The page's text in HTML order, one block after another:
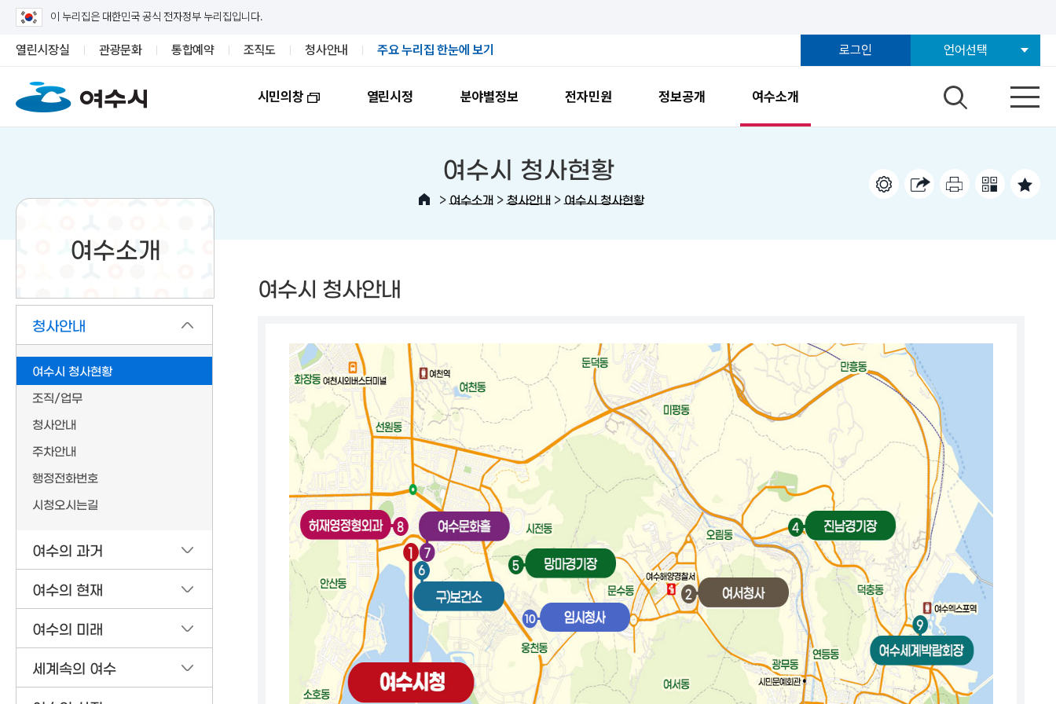
이 누리집은 대한민국 공식 전자정부 누리집입니다.
열린시장실 관광문화 통합예약 조직도 청사안내 주요 누리집 한눈에 보기 로그인 언어선택
시민의창 열린시정 분야별정보 전자민원 정보공개 여수소개
여수소개
청사안내
여수시 청사현황
조직/업무
청사안내
주차안내
행정전화번호
시청오시는길
여수의 과거
여수의 현재
여수의 미래
세계속의 여수
여수시 청사현황
> 여수소개> 청사안내> 여수시 청사현황
여수시 청사안내